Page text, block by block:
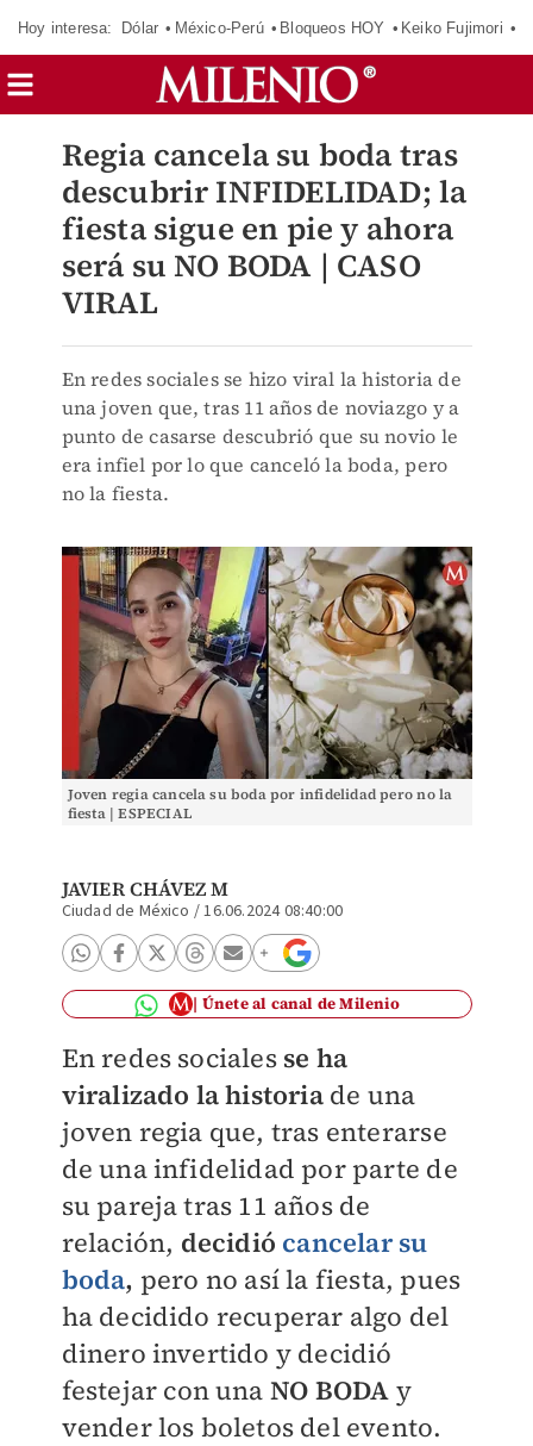
Hoy interesa: Dólar México-Perú Bloqueos HOY Keiko Fujimori
Regia cancela su boda tras
descubrir INFIDELIDAD; la
fiesta sigue en pie y ahora
será su NO BODA | CASO
VIRAL
En redes sociales se hizo viral la historia de
una joven que, tras 11 años de noviazgo y a
punto de casarse descubrió que su novio le
era infiel por lo que canceló la boda, pero
no la fiesta.
Joven regia cancela su boda por infidelidad pero no la
fiesta | ESPECIAL
JAVIER CHÁVEZ M
Ciudad de México /16.06.2024 08:40:00
Únete al canal de Milenio
En redes sociales se ha
viralizado la historia de una
joven regia que, tras enterarse
de una infidelidad por parte de
su pareja tras 11 años de
relación, decidió cancelar su
boda, pero no así la fiesta, pues
ha decidido recuperar algo del
dinero invertido y decidió
festejar con una NO BODA y
vender los boletos del evento.